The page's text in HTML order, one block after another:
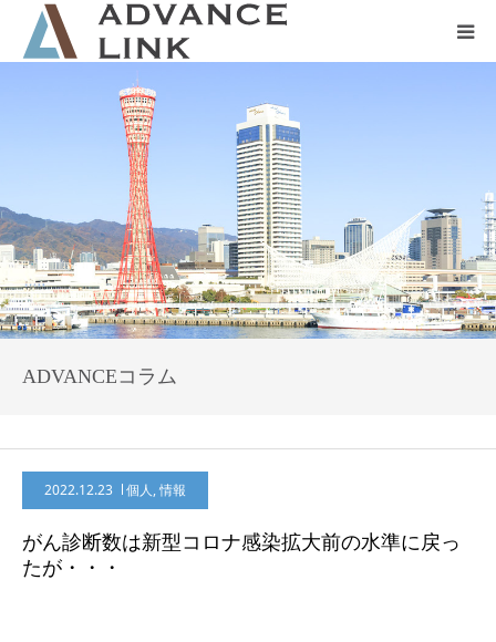
ADVANCEコラム
2022.12.23 個人,情報
がん診断数は新型コロナ感染拡大前の水準に戻っ
たが・・・
会社概要
ネット保険
事業保険